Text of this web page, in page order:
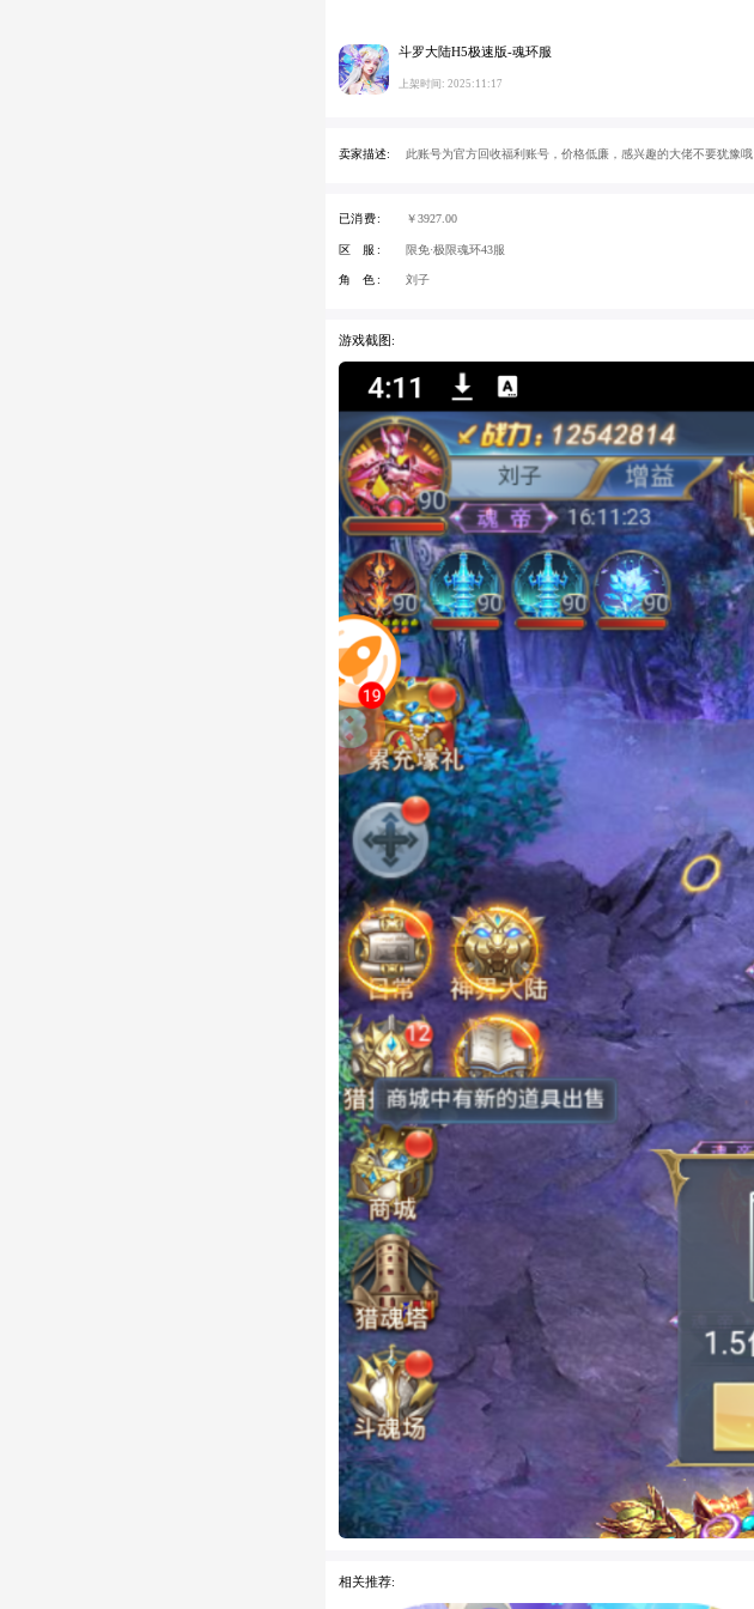
斗罗大陆H5极速版-魂环服
上架时间: 2025:11:17
卖家描述: 此账号为官方回收福利账号，价格低廉，感兴趣的大佬不要犹豫
已消费: ￥3927.00
区 服: 限免·极限魂环43服
角 色: 刘子
游戏截图:
相关推荐: